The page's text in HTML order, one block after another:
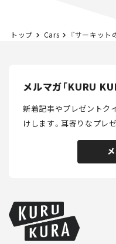
トップ Cars 『サーキットの狼』はかくして誕生した！──ロータス
メルマガ「KURU
新着記事やプレゼントク
けします。耳寄りなプレ